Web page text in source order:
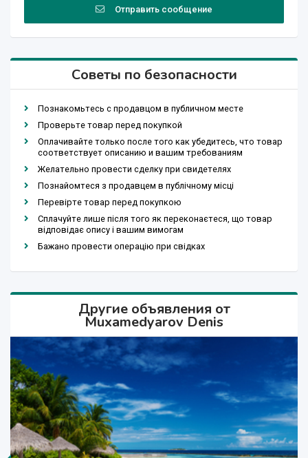
Отправить сообщение
Советы по безопасности
Познакомьтесь с продавцом в публичном месте
Проверьте товар перед покупкой
Оплачивайте только после того как убедитесь, что товар
соответствует описанию и вашим требованиям
Желательно провести сделку при свидетелях
Познайомтеся з продавцем в публічному місці
Перевірте товар перед покупкою
Сплачуйте лише після того як переконаєтеся, що товар
відповідає опису і вашим вимогам
Бажано провести операцію при свідках
Другие объявления от
Muxamedyarov Denis